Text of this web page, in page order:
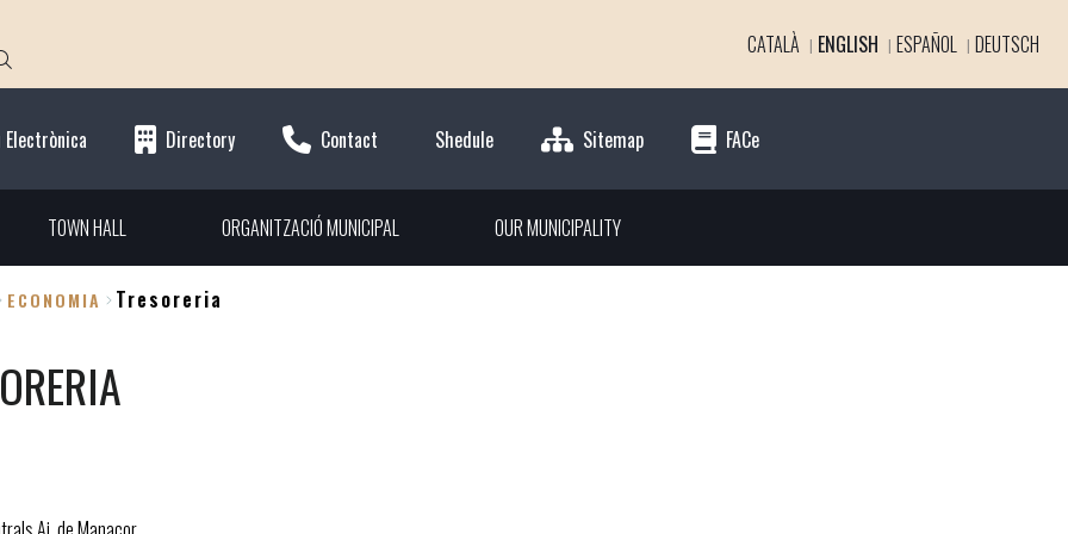
CATALÀ ENGLISH ESPAÑOL DEUTSCH
Electrònica Directory Contact Shedule Sitemap FACe
TOWN HALL ORGANITZACIÓ MUNICIPAL OUR MUNICIPALITY
ECONOMIA Tresoreria